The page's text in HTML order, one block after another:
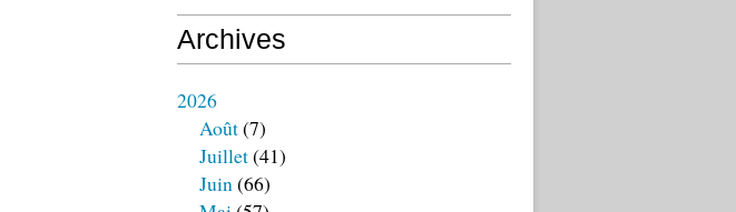
Archives
2026
Août(7)
Juillet(41)
Juin(66)